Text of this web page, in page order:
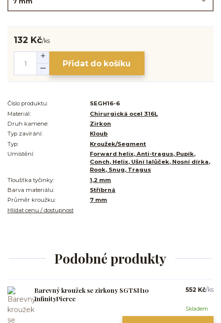
132 Kč/ks
Přidat do košíku
Číslo produktu:
SEGH16-6
Materiál:
Chirurgická ocel 316L
Druh kamene:
Zirkon
Typ zavírání:
Kloub
Typ:
Kroužek/Segment
Umístění:
Forward helix, Anti-tragus, Pupík,
Conch, Helix, Ušní lalůček, Nosní dírka,
Rook, Snug, Tragus
Tloušťka tyčinky:
1,2 mm
Barva materiálu:
Stříbrná
Průměr kroužku:
7 mm
Hlídat cenu / dostupnost
Podobné produkty
Barevný kroužek se zirkony SGTSH10
InfinityPierce
552 Kč/ks
Skladem